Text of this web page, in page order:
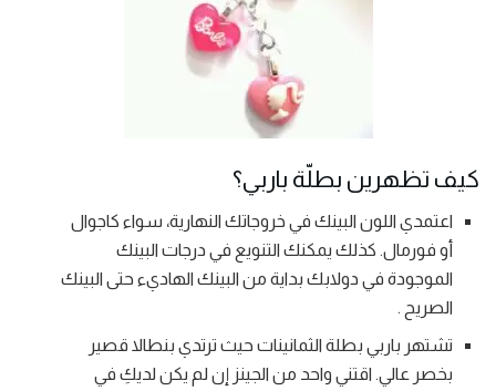
كيف تظهرين بطلّة باربي؟
اعتمدي اللون البينك في خروجاتك النهارية، سواء كاجوال
أو فورمال. كذلك يمكنك التنويع في درجات البينك
الموجودة في دولابك بداية من البينك الهاديء حتى البينك
الصريح .
تشتهر باربي بطلة الثمانينات حيث ترتدي بنطالا قصير
بخصر عالي. اقتني واحد من الجينز إن لم يكن لديكِ في